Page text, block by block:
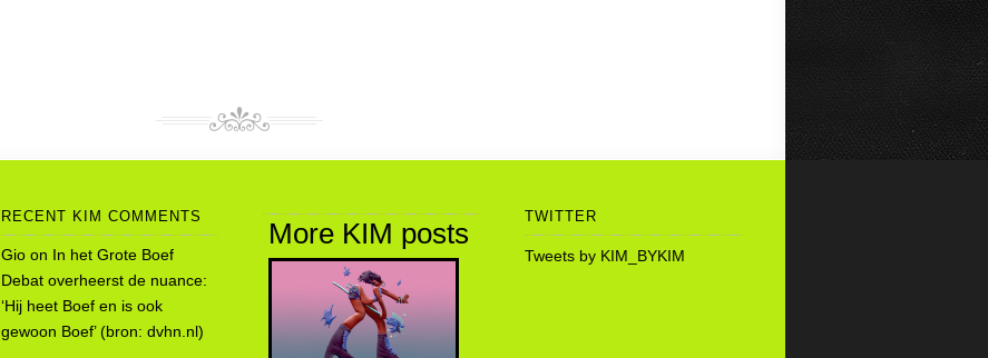
RECENT KIM COMMENTS
Gio on In het Grote Boef
Debat overheerst de nuance:
‘Hij heet Boef en is ook
gewoon Boef’ (bron: dvhn.nl)
More KIM posts
TWITTER
Tweets by KIM_BYKIM